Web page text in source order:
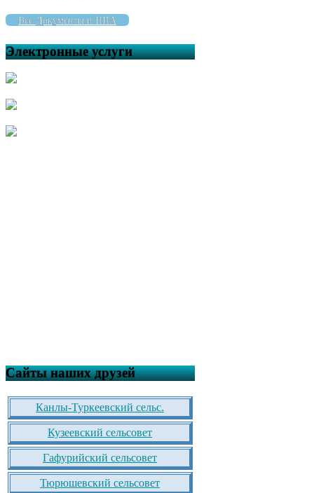
Все Документы и НПА
Электронные услуги
Сайты наших друзей
Канлы-Туркеевский сельс.
Кузеевский сельсовет
Гафурийский сельсовет
Тюрюшевский сельсовет